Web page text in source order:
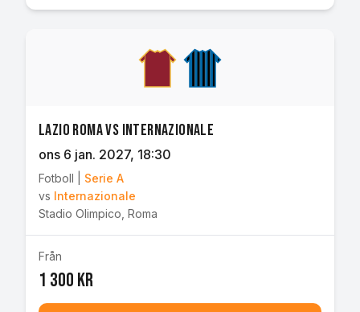
Lazio Roma vs Internazionale
ons 6 jan. 2027, 18:30
Fotboll
Serie A
vs Internazionale
Stadio Olimpico Roma
Från
1 300 kr